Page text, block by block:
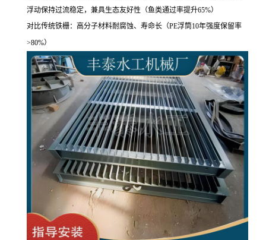
浮动保持过流稳定，兼具生态友好性（鱼类通过率提升65%）
对比传统铁栅：高分子材料耐腐蚀、寿命长（PE浮筒10年强度保留率
>80%）